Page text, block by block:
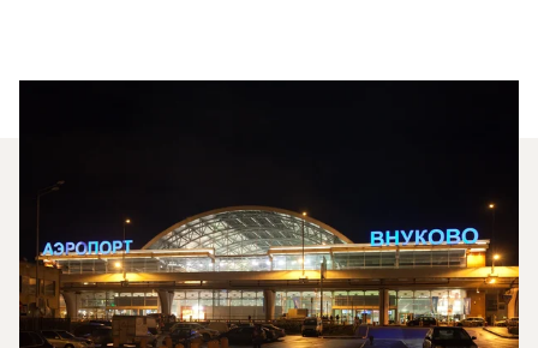
Milyen Típusú Repülőgépet
Charterelhetek Az Olbia–
Moszkva Útvonalra?
2025-ben a Phenom 300, a Falcon 2000LX és a